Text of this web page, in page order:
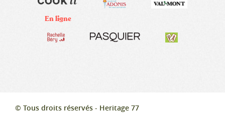
En ligne
© Tous droits réservés - Heritage 77